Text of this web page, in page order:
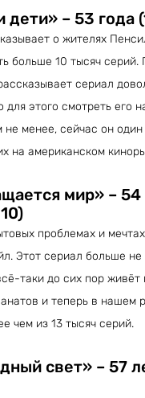
дети» – 53 года
о жителях
больше 10 тысяч серий.
сериал
для этого смотреть его
не менее, сейчас он один
на американском
мир» – 54
проблемах и
Этот сериал больше не
таки до сих пор живёт
и теперь в нашем
чем из 13 тысяч серий.
свет» – 57